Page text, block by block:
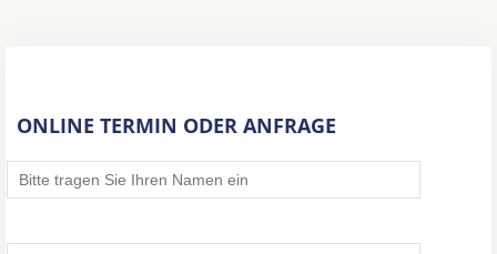
ONLINE TERMIN ODER ANFRAGE